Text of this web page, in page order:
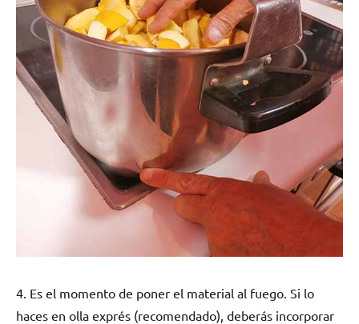
4. Es el momento de poner el material al fuego. Si lo
haces en olla exprés (recomendado), deberás incorporar